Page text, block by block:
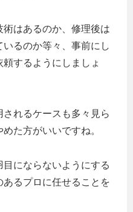
はあるのか、修理後は
るのか等々、事前にし
するようにしましょ
れるケースも多々見ら
た方がいいですね。
にならないようにする
るプロに任せることを